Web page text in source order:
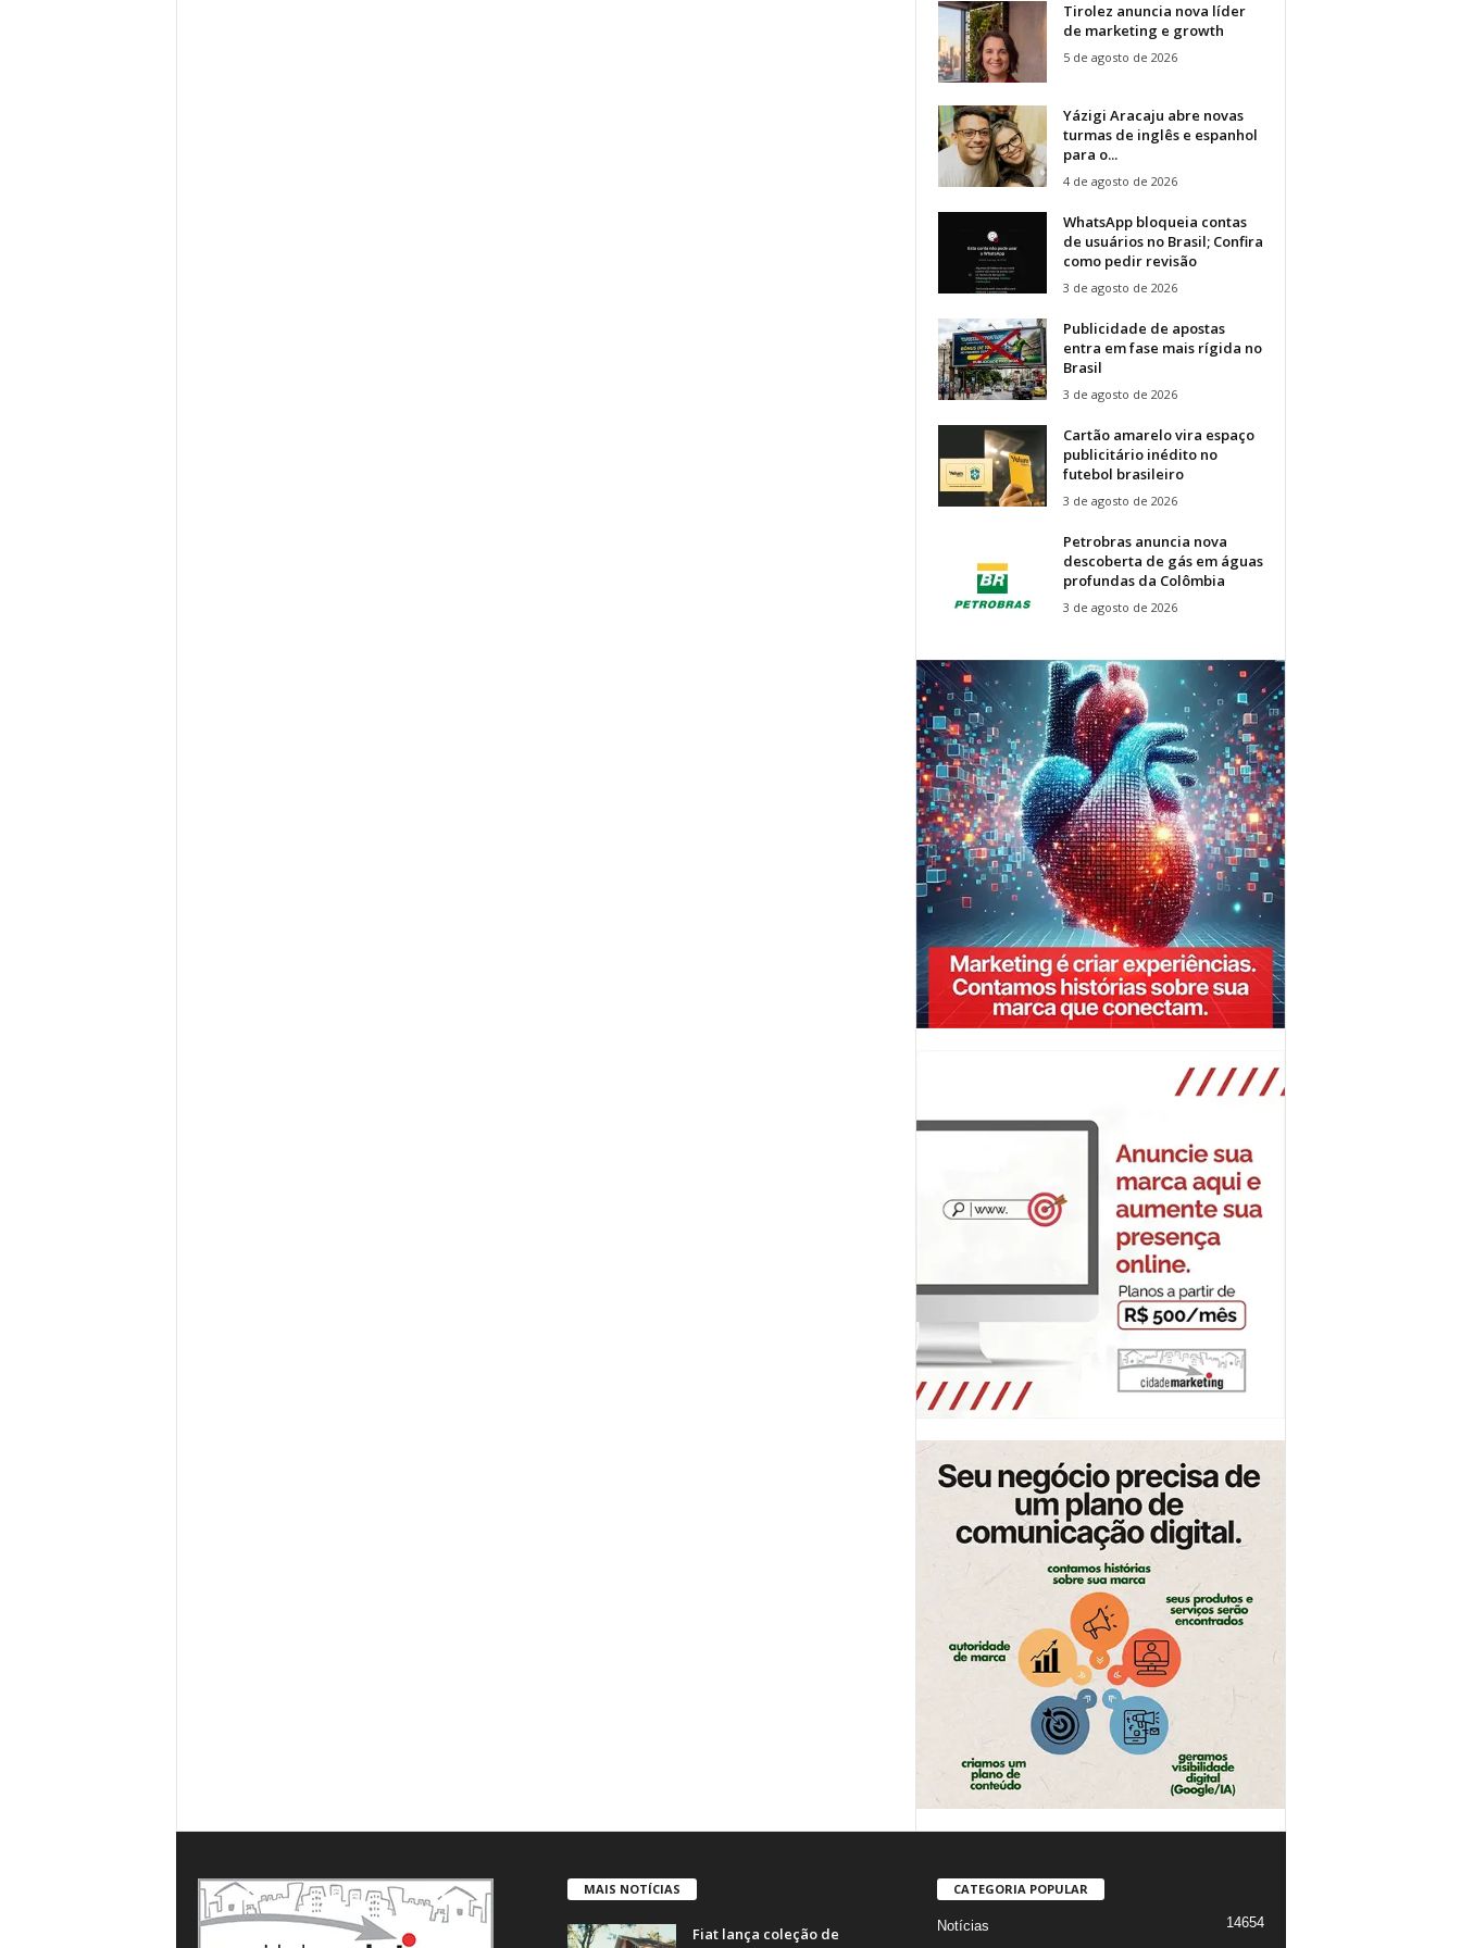
Tirolez anuncia nova líder
de marketing e growth
5 de agosto de 2026
Yázigi Aracaju abre novas
turmas de inglês e espanhol
para o...
4 de agosto de 2026
WhatsApp bloqueia contas
de usuários no Brasil; Confira
como pedir revisão
3 de agosto de 2026
Publicidade de apostas
entra em fase mais rígida no
Brasil
3 de agosto de 2026
Cartão amarelo vira espaço
publicitário inédito no
futebol brasileiro
3 de agosto de 2026
Petrobras anuncia nova
descoberta de gás em águas
profundas da Colômbia
3 de agosto de 2026
MAIS NOTÍCIAS
Fiat lança coleção de
CATEGORIA POPULAR
Notícias
14654